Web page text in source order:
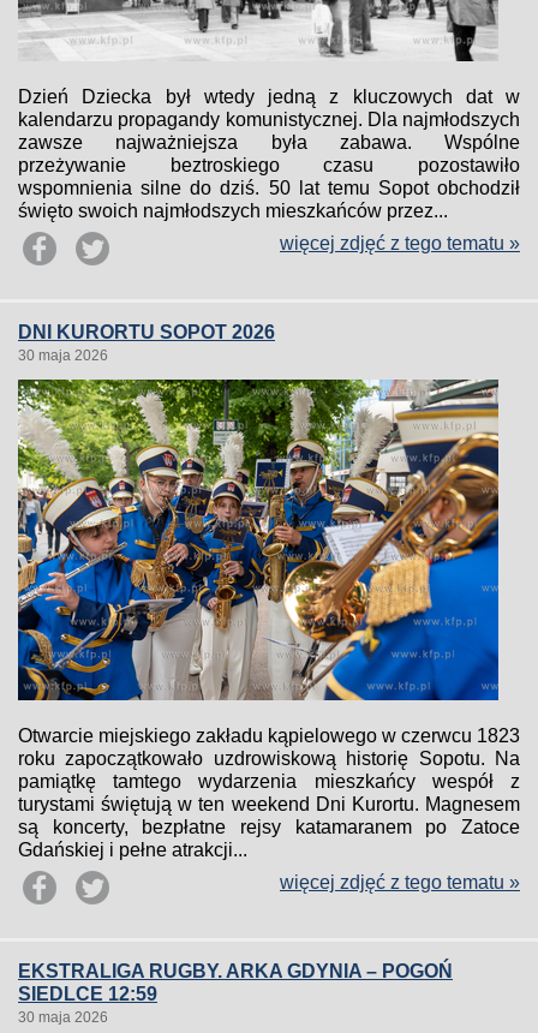
Dzień Dziecka był wtedy jedną z kluczowych dat w
kalendarzu propagandy komunistycznej. Dla najmłodszych
zawsze najważniejsza była zabawa. Wspólne
przeżywanie beztroskiego czasu pozostawiło
wspomnienia silne do dziś. 50 lat temu Sopot obchodził
święto swoich najmłodszych mieszkańców przez...
więcej zdjęć z tego tematu »
DNI KURORTU SOPOT 2026
30 maja 2026
Otwarcie miejskiego zakładu kąpielowego w czerwcu 1823
roku zapoczątkowało uzdrowiskową historię Sopotu. Na
pamiątkę tamtego wydarzenia mieszkańcy wespół z
turystami świętują w ten weekend Dni Kurortu. Magnesem
są koncerty, bezpłatne rejsy katamaranem po Zatoce
Gdańskiej i pełne atrakcji...
więcej zdjęć z tego tematu »
EKSTRALIGA RUGBY. ARKA GDYNIA – POGOŃ
SIEDLCE 12:59
30 maja 2026